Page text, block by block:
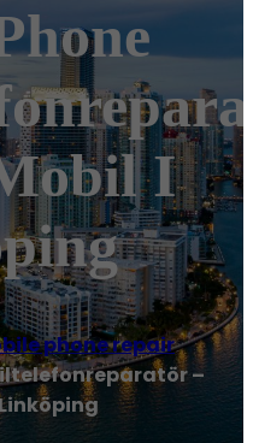
I
phone repair
–